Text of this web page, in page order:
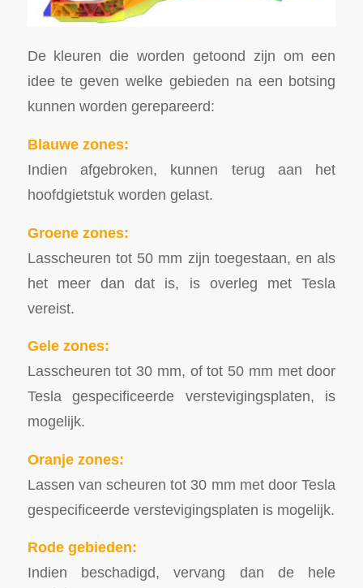
De kleuren die worden getoond zijn om een
idee te geven welke gebieden na een botsing
kunnen worden gerepareerd:
Blauwe zones:
Indien afgebroken, kunnen terug aan het
hoofdgietstuk worden gelast.
Groene zones:
Lasscheuren tot 50 mm zijn toegestaan, en als
het meer dan dat is, is overleg met Tesla
vereist.
Gele zones:
Lasscheuren tot 30 mm, of tot 50 mm met door
Tesla gespecificeerde verstevigingsplaten, is
mogelijk.
Oranje zones:
Lassen van scheuren tot 30 mm met door Tesla
gespecificeerde verstevigingsplaten is mogelijk.
Rode gebieden:
Indien beschadigd, vervang dan de hele